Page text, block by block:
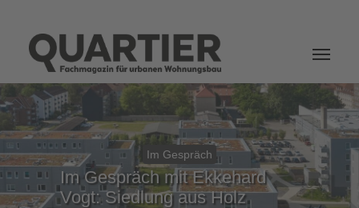
Im Gespräch
Im Gespräch mit Ekkehard
Vogt: Siedlung aus Holz